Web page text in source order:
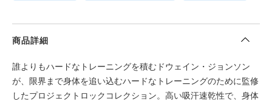
商品詳細
誰よりもハードなトレーニングを積むドウェイン・ジョンソン
が、限界まで身体を追い込むハードなトレーニングのために監修
したプロジェクトロックコレクション。高い吸汗速乾性で、身体